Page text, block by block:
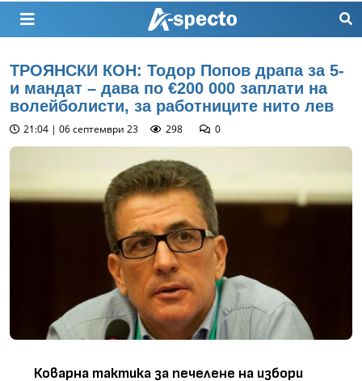
ТРОЯНСКИ КОН: Тодор Попов драпа за 5-
и мандат – дава по €200 000 заплати на
волейболисти, за работниците нито лев
21:04 | 06 септември 23 298 0
Коварна тактика за печелене на избори